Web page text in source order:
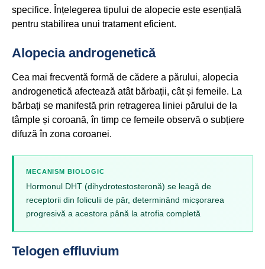
specifice. Înțelegerea tipului de alopecie este esențială
pentru stabilirea unui tratament eficient.
Alopecia androgenetică
Cea mai frecventă formă de cădere a părului, alopecia
androgenetică afectează atât bărbații, cât și femeile. La
bărbați se manifestă prin retragerea liniei părului de la
tâmple și coroană, în timp ce femeile observă o subțiere
difuză în zona coroanei.
MECANISM BIOLOGIC
Hormonul DHT (dihydrotestosteronă) se leagă de
receptorii din foliculii de păr, determinând micșorarea
progresivă a acestora până la atrofia completă
Telogen effluvium